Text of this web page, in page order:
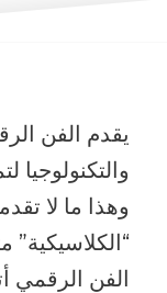
يقدم الفن
والتكنولوجيا
وهذا ما لا
الفن الرقمي